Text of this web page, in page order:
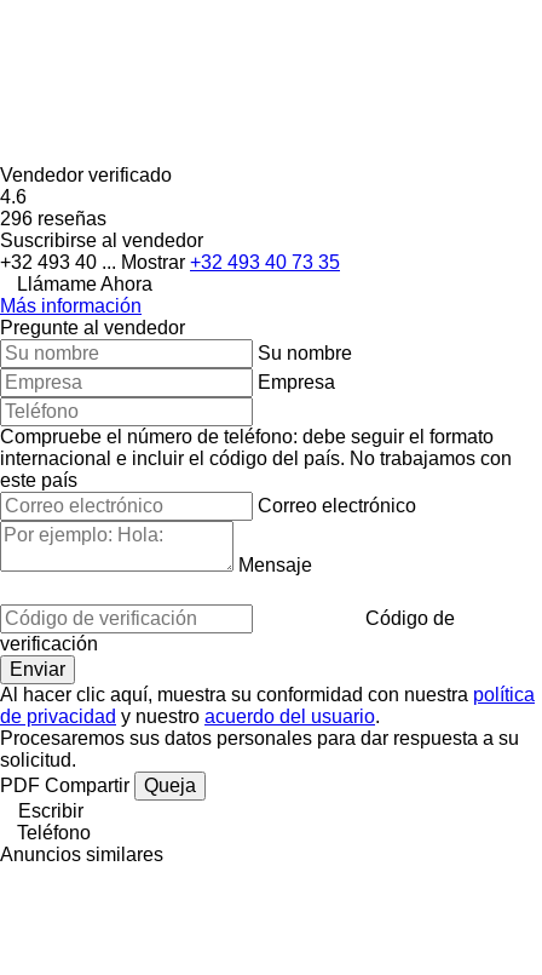
Vendedor verificado
4.6
296 reseñas
Suscribirse al vendedor
+32 493 40 ... Mostrar +32 493 40 73 35
Llámame Ahora
Más información
Pregunte al vendedor
Su nombre
Empresa
Compruebe el número de teléfono: debe seguir el formato
internacional e incluir el código del país. No trabajamos con
este país
Correo electrónico
Mensaje
Código de
verificación
Al hacer clic aquí, muestra su conformidad con nuestra política
de privacidad y nuestro acuerdo del usuario.
Procesaremos sus datos personales para dar respuesta a su
solicitud.
PDF Compartir
Queja
Escribir
Teléfono
Anuncios similares